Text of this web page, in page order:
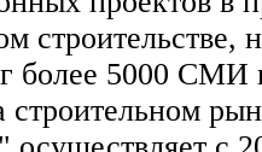
строительстве,
более 5000 СМИ
строительном